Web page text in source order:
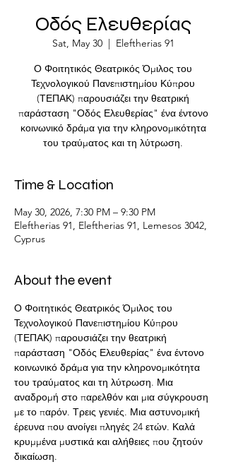
Oδός Ελευθερίας
Sat, May 30
  |
Eleftherias 91
Ο Φοιτητικός Θεατρικός Όμιλος του
Τεχνολογικού Πανεπιστημίου Κύπρου
(ΤΕΠΑΚ) παρουσιάζει την θεατρική
παράσταση "Οδός Ελευθερίας" ένα έντονο
κοινωνικό δράμα για την κληρονομικότητα
του τραύματος και τη λύτρωση.
Time & Location
May 30, 2026, 7:30 PM – 9:30 PM
Eleftherias 91, Eleftherias 91, Lemesos 3042,
Cyprus
About the event
Ο Φοιτητικός Θεατρικός Όμιλος του
Τεχνολογικού Πανεπιστημίου Κύπρου
(ΤΕΠΑΚ) παρουσιάζει την θεατρική
παράσταση "Οδός Ελευθερίας" ένα έντονο
κοινωνικό δράμα για την κληρονομικότητα
του τραύματος και τη λύτρωση. Μια
αναδρομή στο παρελθόν και μια σύγκρουση
με το παρόν. Τρεις γενιές. Μια αστυνομική
έρευνα που ανοίγει πληγές 24 ετών. Καλά
κρυμμένα μυστικά και αλήθειες που ζητούν
δικαίωση.